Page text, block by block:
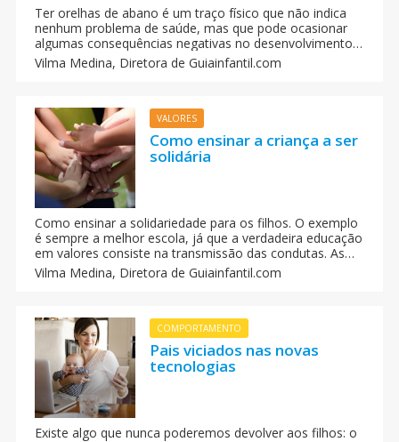
Ter orelhas de abano é um traço físico que não indica
nenhum problema de saúde, mas que pode ocasionar
algumas consequências negativas no desenvolvimento
da personalidade da criança, por isso tentamos
encontrar algumas soluções para essa característica
Vilma Medina, Diretora de Guiainfantil.com
VALORES
Como ensinar a criança a ser
solidária
Como ensinar a solidariedade para os filhos. O exemplo
é sempre a melhor escola, já que a verdadeira educação
em valores consiste na transmissão das condutas. As
crianças aprendem mediante modelos e fica difícil pedir-
lhes que sejam solidárias se não vêem habitualmente
Vilma Medina, Diretora de Guiainfantil.com
COMPORTAMENTO
Pais viciados nas novas
tecnologias
Existe algo que nunca poderemos devolver aos filhos: o